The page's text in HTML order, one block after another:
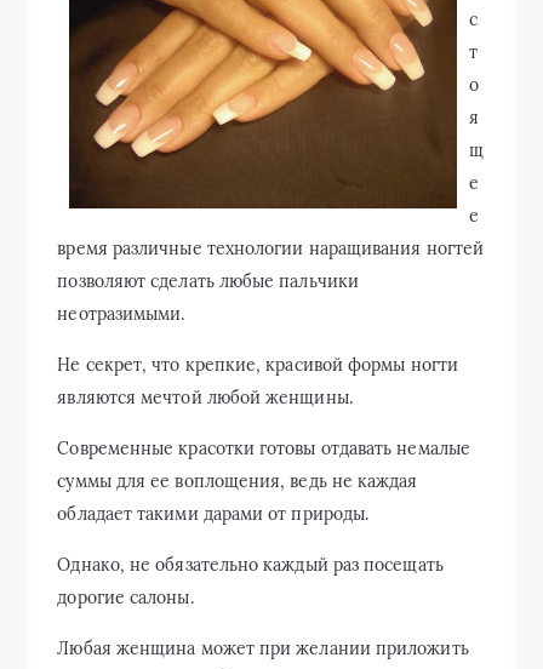
с
т
о
я
щ
е
е
время различные технологии наращивания ногтей
позволяют сделать любые пальчики
неотразимыми.
Не секрет, что крепкие, красивой формы ногти
являются мечтой любой женщины.
Современные красотки готовы отдавать немалые
суммы для ее воплощения, ведь не каждая
обладает такими дарами от природы.
Однако, не обязательно каждый раз посещать
дорогие салоны.
Любая женщина может при желании приложить